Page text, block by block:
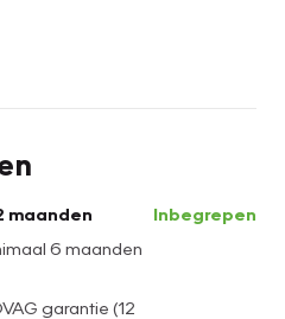
maanden
6 maanden
garantie (12
Inbegrepen